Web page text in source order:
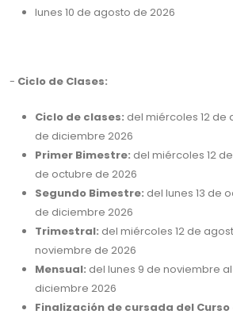
lunes 10 de agosto de 2026
- Ciclo de Clases:
Ciclo de clases: del miércoles 12
de diciembre 2026
Primer Bimestre: del miércoles 12
de octubre de 2026
Segundo Bimestre: del lunes 13 de
de diciembre 2026
Trimestral: del miércoles 12 de
noviembre de 2026
Mensual: del lunes 9 de noviembre
diciembre 2026
Finalización de cursada del